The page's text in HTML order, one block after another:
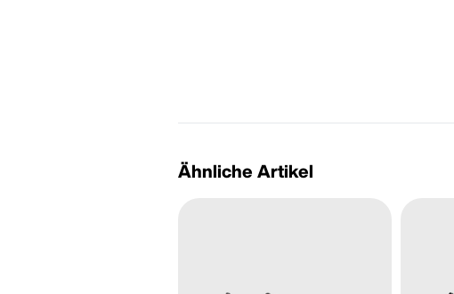
Ähnliche Artikel